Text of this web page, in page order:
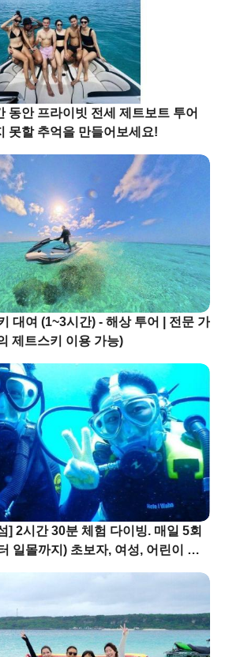
동안 프라이빗 전세 제트보트 투어
못할 추억을 만들어보세요!
대여 (1~3시간) - 해상 투어 | 전문 가
제트스키 이용 가능)
] 2시간 30분 체험 다이빙. 매일 5회
일몰까지) 초보자, 여성, 어린이 환
사용!